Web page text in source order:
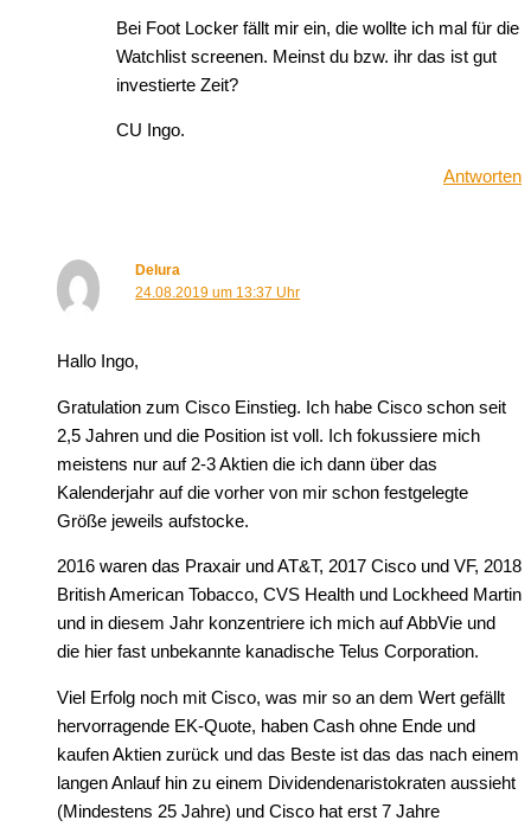
Bei Foot Locker fällt mir ein, die wollte ich mal für die
Watchlist screenen. Meinst du bzw. ihr das ist gut
investierte Zeit?
CU Ingo.
Antworten
Delura
24.08.2019 um 13:37 Uhr
Hallo Ingo,
Gratulation zum Cisco Einstieg. Ich habe Cisco schon seit
2,5 Jahren und die Position ist voll. Ich fokussiere mich
meistens nur auf 2-3 Aktien die ich dann über das
Kalenderjahr auf die vorher von mir schon festgelegte
Größe jeweils aufstocke.
2016 waren das Praxair und AT&T, 2017 Cisco und VF, 2018
British American Tobacco, CVS Health und Lockheed Martin
und in diesem Jahr konzentriere ich mich auf AbbVie und
die hier fast unbekannte kanadische Telus Corporation.
Viel Erfolg noch mit Cisco, was mir so an dem Wert gefällt
hervorragende EK-Quote, haben Cash ohne Ende und
kaufen Aktien zurück und das Beste ist das das nach einem
langen Anlauf hin zu einem Dividendenaristokraten aussieht
(Mindestens 25 Jahre) und Cisco hat erst 7 Jahre